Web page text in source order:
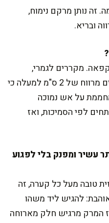
זה נותן מרקם נימוח,
ובריא.
מקררים לגמרי,
מחלקים לקופסאות, ומשאירים מרווח של 2 ס"מ למעלה כי
על אש נמוכה
מ"ל מים רותחים לפי הסמיכות, ואז
עשיר ומפנק בלי לפגוע
טובה מעל כל קערה, זה
להגיש ליד משהו
המרק מרגיש חלק מארוחה